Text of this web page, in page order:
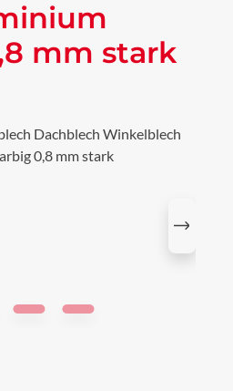
mm stark